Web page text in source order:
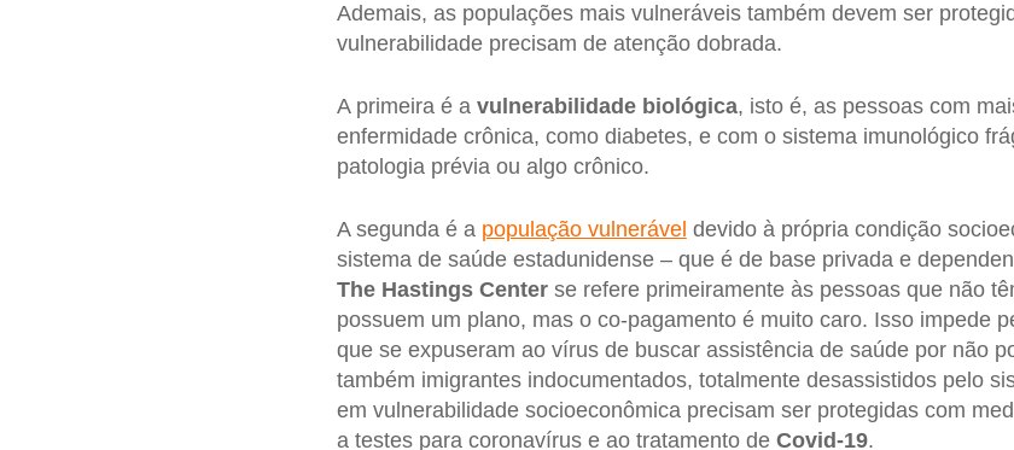
Ademais, as populações mais vulneráveis também devem ser
vulnerabilidade precisam de atenção dobrada.
A primeira é a vulnerabilidade biológica, isto é, as pessoas com
enfermidade crônica, como diabetes, e com o sistema imunológico
patologia prévia ou algo crônico.
A segunda é a população vulnerável devido à própria condição
sistema de saúde estadunidense – que é de base privada e
The Hastings Centerse refere primeiramente às pessoas que não
possuem um plano, mas o co-pagamento é muito caro. Isso impede
que se expuseram ao vírus de buscar assistência de saúde por não
também imigrantes indocumentados, totalmente desassistidos pelo
em vulnerabilidade socioeconômica precisam ser protegidas com
a testes para coronavírus e ao tratamento de Covid-19.